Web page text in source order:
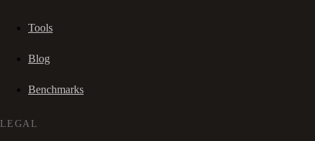
Tools
Blog
Benchmarks
LEGAL